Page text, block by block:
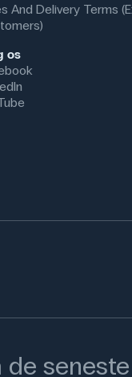
And Delivery Terms
os
de seneste